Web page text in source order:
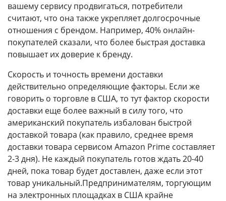
вашему сервису продвигаться, потребители
считают, что она также укрепляет долгосрочные
отношения с брендом. Например, 40% онлайн-
покупателей сказали, что более быстрая доставка
повышает их доверие к бренду.
Скорость и точность времени доставки
действительно определяющие факторы. Если же
говорить о торговле в США, то тут фактор скорости
доставки еще более важный в силу того, что
американский покупатель избалован быстрой
доставкой товара (как правило, среднее время
доставки товара сервисом Amazon Prime составляет
2-3 дня). Не каждый покупатель готов ждать 20-40
дней, пока товар будет доставлен, даже если этот
товар уникальный.Предпринимателям, торгующим
на электронных площадках в США крайне